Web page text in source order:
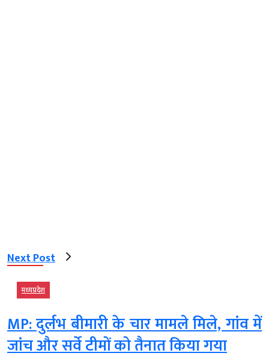
Next Post
मध्‍यप्रदेश
MP: दुर्लभ बीमारी के चार मामले मिले, गांव में
जांच और सर्वे टीमों को तैनात किया गया